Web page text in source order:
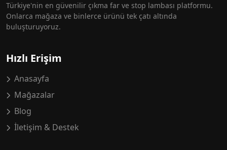
Türkiye'nin en güvenilir çıkma far ve stop lambası platformu.
Onlarca mağaza ve binlerce ürünü tek çatı altında
buluşturuyoruz.
Hızlı Erişim
Anasayfa
Mağazalar
Blog
İletişim & Destek